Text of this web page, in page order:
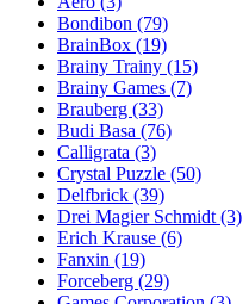
Bondibon (79)
BrainBox (19)
Brainy Trainy (15)
Brainy Games (7)
Brauberg (33)
Budi Basa (76)
Calligrata (3)
Crystal Puzzle (50)
Delfbrick (39)
Drei Magier Schmidt (3)
Erich Krause (6)
Fanxin (19)
Forceberg (29)